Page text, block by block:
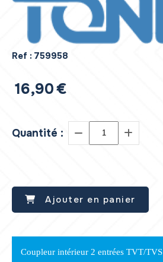
Ref : 759958
16,90€
Quantité :
Ajouter en panier
Coupleur intérieur 2 entrées TVT/TVS